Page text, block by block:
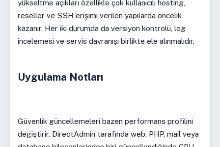
yükseltme açıkları özellikle çok kullanıcılı hosting,
reseller ve SSH erişimi verilen yapılarda öncelik
kazanır. Her iki durumda da versiyon kontrolü, log
incelemesi ve servis davranışı birlikte ele alınmalıdır.
Uygulama Notları
Güvenlik güncellemeleri bazen performans profilini
değiştirir. DirectAdmin tarafında web, PHP, mail veya